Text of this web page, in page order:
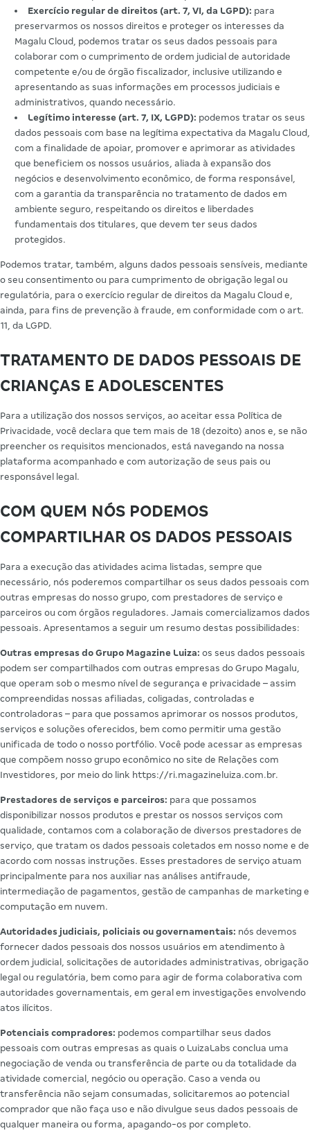
Exercício regular de direitos (art. 7, VI, da LGPD): para
preservarmos os nossos direitos e proteger os interesses da
Magalu Cloud, podemos tratar os seus dados pessoais para
colaborar com o cumprimento de ordem judicial de autoridade
competente e/ou de órgão fiscalizador, inclusive utilizando e
apresentando as suas informações em processos judiciais e
administrativos, quando necessário.
Legítimo interesse (art. 7, IX, LGPD): podemos tratar os seus
dados pessoais com base na legítima expectativa da Magalu Cloud,
com a finalidade de apoiar, promover e aprimorar as atividades
que beneficiem os nossos usuários, aliada à expansão dos
negócios e desenvolvimento econômico, de forma responsável,
com a garantia da transparência no tratamento de dados em
ambiente seguro, respeitando os direitos e liberdades
fundamentais dos titulares, que devem ter seus dados
protegidos.
Podemos tratar, também, alguns dados pessoais sensíveis, mediante
o seu consentimento ou para cumprimento de obrigação legal ou
regulatória, para o exercício regular de direitos da Magalu Cloud e,
ainda, para fins de prevenção à fraude, em conformidade com o art.
11, da LGPD.
TRATAMENTO DE DADOS PESSOAIS DE
CRIANÇAS E ADOLESCENTES
Para a utilização dos nossos serviços, ao aceitar essa Política de
Privacidade, você declara que tem mais de 18 (dezoito) anos e, se não
preencher os requisitos mencionados, está navegando na nossa
plataforma acompanhado e com autorização de seus pais ou
responsável legal.
COM QUEM NÓS PODEMOS
COMPARTILHAR OS DADOS PESSOAIS
Para a execução das atividades acima listadas, sempre que
necessário, nós poderemos compartilhar os seus dados pessoais com
outras empresas do nosso grupo, com prestadores de serviço e
parceiros ou com órgãos reguladores. Jamais comercializamos dados
pessoais. Apresentamos a seguir um resumo destas possibilidades:
Outras empresas do Grupo Magazine Luiza: os seus dados pessoais
podem ser compartilhados com outras empresas do Grupo Magalu,
que operam sob o mesmo nível de segurança e privacidade – assim
compreendidas nossas afiliadas, coligadas, controladas e
controladoras – para que possamos aprimorar os nossos produtos,
serviços e soluções oferecidos, bem como permitir uma gestão
unificada de todo o nosso portfólio. Você pode acessar as empresas
que compõem nosso grupo econômico no site de Relações com
Investidores, por meio do link https://ri.magazineluiza.com.br.
Prestadores de serviços e parceiros: para que possamos
disponibilizar nossos produtos e prestar os nossos serviços com
qualidade, contamos com a colaboração de diversos prestadores de
serviço, que tratam os dados pessoais coletados em nosso nome e de
acordo com nossas instruções. Esses prestadores de serviço atuam
principalmente para nos auxiliar nas análises antifraude,
intermediação de pagamentos, gestão de campanhas de marketing e
computação em nuvem.
Autoridades judiciais, policiais ou governamentais: nós devemos
fornecer dados pessoais dos nossos usuários em atendimento à
ordem judicial, solicitações de autoridades administrativas, obrigação
legal ou regulatória, bem como para agir de forma colaborativa com
autoridades governamentais, em geral em investigações envolvendo
atos ilícitos.
Potenciais compradores: podemos compartilhar seus dados
pessoais com outras empresas as quais o LuizaLabs conclua uma
negociação de venda ou transferência de parte ou da totalidade da
atividade comercial, negócio ou operação. Caso a venda ou
transferência não sejam consumadas, solicitaremos ao potencial
comprador que não faça uso e não divulgue seus dados pessoais de
qualquer maneira ou forma, apagando-os por completo.